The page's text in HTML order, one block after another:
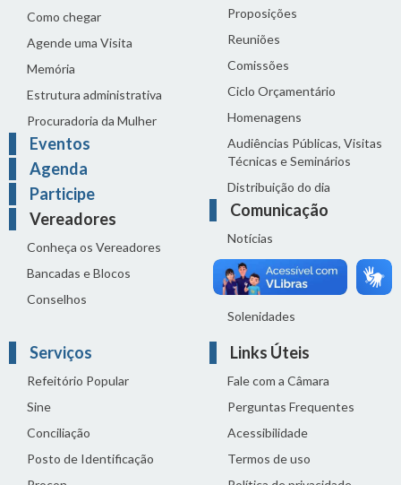
Como chegar
Agende uma Visita
Memória
Estrutura administrativa
Procuradoria da Mulher
Eventos
Agenda
Participe
Vereadores
Conheça os Vereadores
Bancadas e Blocos
Conselhos
Proposições
Reuniões
Comissões
Ciclo Orçamentário
Homenagens
Audiências Públicas, Visitas
Técnicas e Seminários
Distribuição do dia
Comunicação
Notícias
Sala de Imprensa
Vídeos de Reuniões
Solenidades
Serviços
Refeitório Popular
Sine
Conciliação
Posto de Identificação
Links Úteis
Fale com a Câmara
Perguntas Frequentes
Acessibilidade
Termos de uso